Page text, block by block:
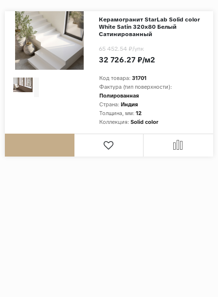
Керамогранит StarLab Solid color
White Satin 320x80 Белый
Сатинированный
Код товара: 31701
Фактура (тип поверхности):
Полированная
Страна: Индия
Толщина, мм: 12
Коллекция: Solid color
32 726.27 ₽/м2
65 452.54 ₽/упк